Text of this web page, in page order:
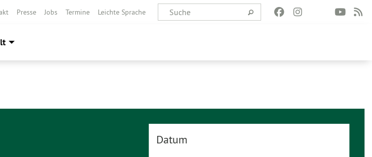
Presse Jobs Termine Leichte Sprache
Datum